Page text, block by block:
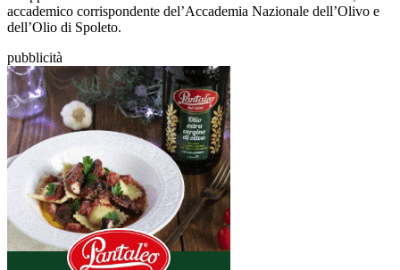
accademico corrispondente del’Accademia Nazionale dell’Olivo e
dell’Olio di Spoleto.
pubblicità